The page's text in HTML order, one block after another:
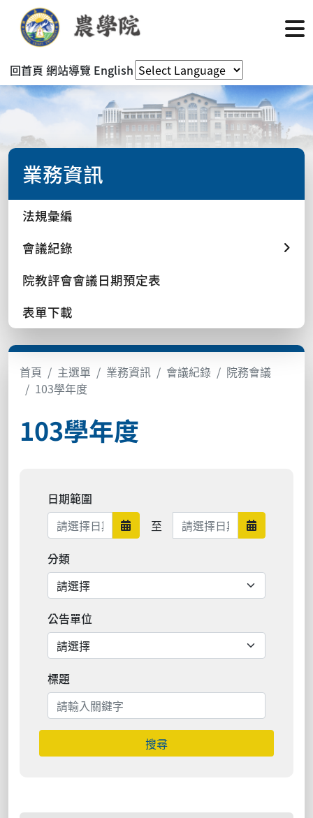
回首頁 網站導覽 English
業務資訊
法規彙編
會議紀錄
院教評會會議日期預定表
表單下載
首頁 主選單 業務資訊 會議紀錄
院務會議
103學年度
103學年度
日期範圍
日期範圍開始
至 日期範圍結束 日期範圍
分類
公告單位
標題
搜尋